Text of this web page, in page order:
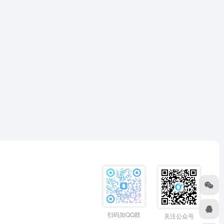
扫码加QQ群 关注公众号